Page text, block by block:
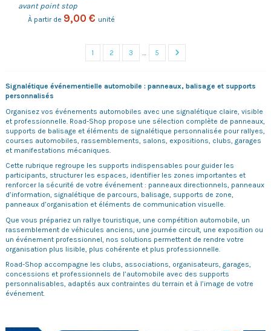
avant point stop
À partir de 9,00 € unité
1 2 3 … 5
Signalétique événementielle automobile : panneaux, balisage et supports
personnalisés
Organisez vos événements automobiles avec une signalétique claire, visible
et professionnelle. Road-Shop propose une sélection complète de panneaux,
supports de balisage et éléments de signalétique personnalisée pour rallyes,
courses automobiles, rassemblements, salons, expositions, clubs, garages
et manifestations mécaniques.
Cette rubrique regroupe les supports indispensables pour guider les
participants, structurer les espaces, identifier les zones importantes et
renforcer la sécurité de votre événement : panneaux directionnels, panneaux
d’information, signalétique de parcours, balisage, supports de zone,
panneaux d’organisation et éléments de communication visuelle.
Que vous prépariez un rallye touristique, une compétition automobile, un
rassemblement de véhicules anciens, une journée circuit, une exposition ou
un événement professionnel, nos solutions permettent de rendre votre
organisation plus lisible, plus cohérente et plus professionnelle.
Road-Shop accompagne les clubs, associations, organisateurs, garages,
concessions et professionnels de l’automobile avec des supports
personnalisables, adaptés aux contraintes du terrain et à l’image de votre
événement.